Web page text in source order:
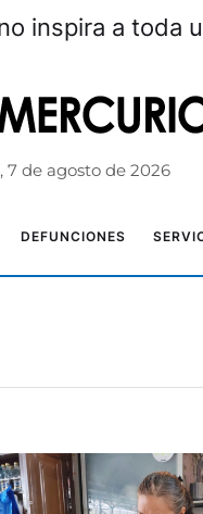
inspira a toda
7 de agosto de 2026
DEFUNCIONES